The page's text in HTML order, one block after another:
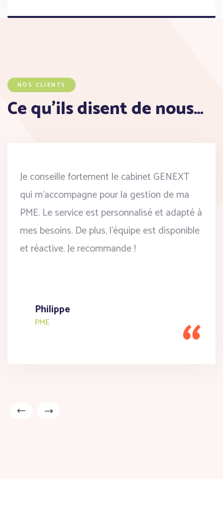
NOS CLIENTS
Ce qu’ils disent de nous…
Je conseille fortement le cabinet GENEXT
qui m’accompagne pour la gestion de ma
PME. Le service est personnalisé et adapté à
mes besoins. De plus, l’équipe est disponible
et réactive. Je recommande !
Philippe
PME